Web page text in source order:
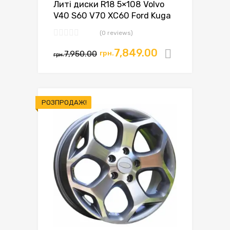
Литі диски R18 5×108 Volvo
V40 S60 V70 XC60 Ford Kuga
(0 reviews)
грн.7,950.00 грн.7,849.00
РОЗПРОДАЖ!